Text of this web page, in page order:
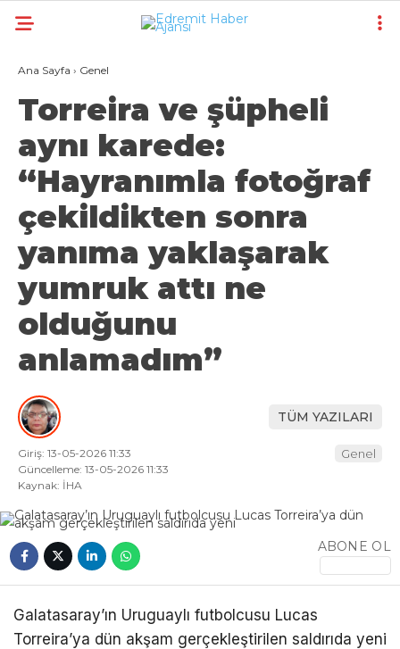
Ana Sayfa › Genel
Torreira ve şüpheli
aynı karede:
“Hayranımla fotoğraf
çekildikten sonra
yanıma yaklaşarak
yumruk attı ne
olduğunu
anlamadım”
TÜM YAZILARI
Giriş: 13-05-2026 11:33
Güncelleme: 13-05-2026 11:33
Kaynak: İHA
Genel
ABONE OL
Galatasaray’ın Uruguaylı futbolcusu Lucas
Torreira’ya dün akşam gerçekleştirilen saldırıda yeni